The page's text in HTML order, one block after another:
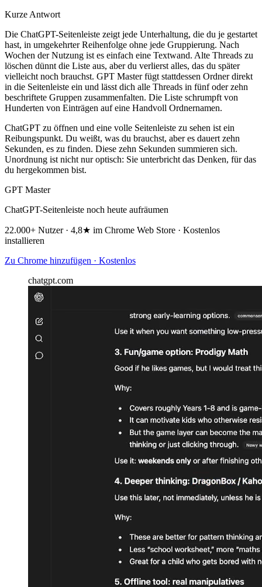
Kurze Antwort
Die ChatGPT-Seitenleiste zeigt jede Unterhaltung, die du je gestartet
hast, in umgekehrter Reihenfolge ohne jede Gruppierung. Nach
Wochen der Nutzung ist es einfach eine Textwand. Alte Threads zu
löschen dünnt die Liste aus, aber du verlierst alles, das du später
vielleicht noch brauchst. GPT Master fügt stattdessen Ordner direkt
in die Seitenleiste ein und lässt dich alle Threads in fünf oder zehn
beschriftete Gruppen zusammenfalten. Die Liste schrumpft von
Hunderten von Einträgen auf eine Handvoll Ordnernamen.
ChatGPT zu öffnen und eine volle Seitenleiste zu sehen ist ein
Reibungspunkt. Du weißt, was du brauchst, aber es dauert zehn
Sekunden, es zu finden. Diese zehn Sekunden summieren sich.
Unordnung ist nicht nur optisch: Sie unterbricht das Denken, für das
du hergekommen bist.
GPT Master
ChatGPT-Seitenleiste noch heute aufräumen
22.000+ Nutzer · 4,8★ im Chrome Web Store · Kostenlos
installieren
Zu Chrome hinzufügen · Kostenlos
chatgpt.com